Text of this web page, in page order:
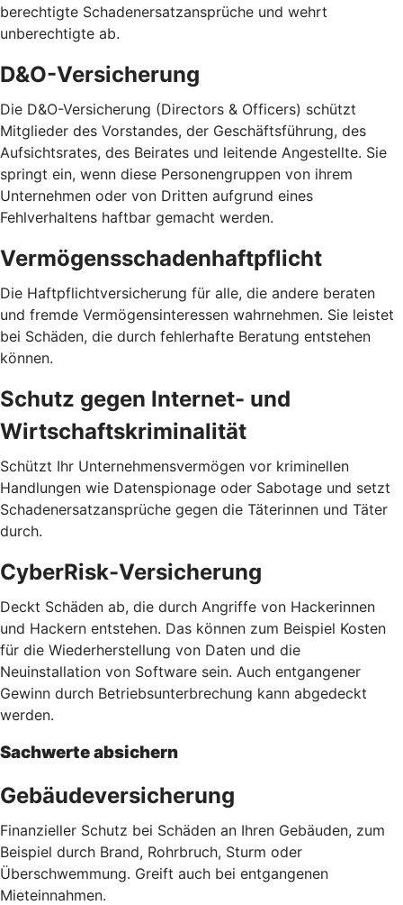
berechtigte Schadenersatzansprüche und wehrt
unberechtigte ab.
D&O-Versicherung
Die D&O-Versicherung (Directors & Officers) schützt
Mitglieder des Vorstandes, der Geschäftsführung, des
Aufsichtsrates, des Beirates und leitende Angestellte. Sie
springt ein, wenn diese Personengruppen von ihrem
Unternehmen oder von Dritten aufgrund eines
Fehlverhaltens haftbar gemacht werden.
Vermögensschadenhaftpflicht
Die Haftpflichtversicherung für alle, die andere beraten
und fremde Vermögensinteressen wahrnehmen. Sie leistet
bei Schäden, die durch fehlerhafte Beratung entstehen
können.
Schutz gegen Internet- und
Wirtschaftskriminalität
Schützt Ihr Unternehmensvermögen vor kriminellen
Handlungen wie Datenspionage oder Sabotage und setzt
Schadenersatzansprüche gegen die Täterinnen und Täter
durch.
CyberRisk-Versicherung
Deckt Schäden ab, die durch Angriffe von Hackerinnen
und Hackern entstehen. Das können zum Beispiel Kosten
für die Wiederherstellung von Daten und die
Neuinstallation von Software sein. Auch entgangener
Gewinn durch Betriebsunterbrechung kann abgedeckt
werden.
Sachwerte absichern
Gebäudeversicherung
Finanzieller Schutz bei Schäden an Ihren Gebäuden, zum
Beispiel durch Brand, Rohrbruch, Sturm oder
Überschwemmung. Greift auch bei entgangenen
Mieteinnahmen.